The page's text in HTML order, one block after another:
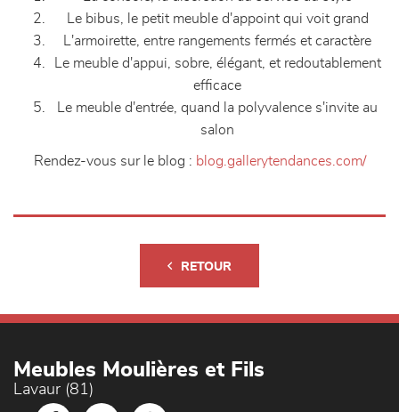
Le bibus, le petit meuble d'appoint qui voit grand
L'armoirette, entre rangements fermés et caractère
Le meuble d'appui, sobre, élégant, et redoutablement
efficace
Le meuble d'entrée, quand la polyvalence s'invite au
salon
Rendez-vous sur le blog : blog.gallerytendances.com/
RETOUR
Meubles Moulières et Fils
Lavaur (81)